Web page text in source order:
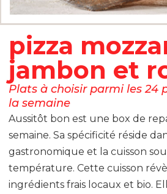
pizza
jambon et
Plats à choisir parmi les 24
la semaine
Aussitôt bon est une box de
semaine. Sa spécificité réside
gastronomique et la cuisson
température. Cette cuisson
ingrédients frais locaux et bio.